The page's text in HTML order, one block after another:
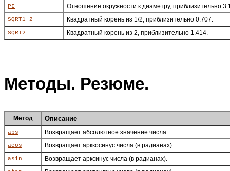
PI Отношение окружности к диаметру, приблизительно
SQRT1_2 Квадратный корень из 1/2; приблизительно 0.707.
SQRT2 Квадратный корень из 2, приблизительно 1.414.
Методы. Резюме.
Метод Описание
abs Возвращает абсолютное значение числа.
acos Возвращает арккосинус числа (в радианах).
asin Возвращает арксинус числа (в радианах).